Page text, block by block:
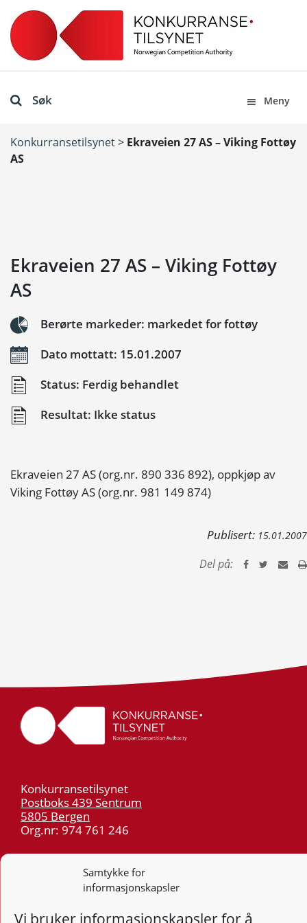
Samtykke for
informasjonskapsler
Vi bruker informasjonskapsler for å
Søk Meny
Konkurransetilsynet> Ekraveien 27 AS – Viking Fottøy
AS
Ekraveien 27 AS – Viking Fottøy
AS
Berørte markeder: markedet for fottøy
Dato mottatt: 15.01.2007
Status: Ferdig behandlet
Resultat: Ikke status
Ekraveien 27 AS (org.nr. 890 336 892), oppkjøp av
Viking Fottøy AS (org.nr. 981 149 874)
Publisert: 15.01.2007
Del på:
Konkurransetilsynet
Postboks 439 Sentrum
5805 Bergen
Org.nr: 974 761 246
55 59 75 00
post@kt.no